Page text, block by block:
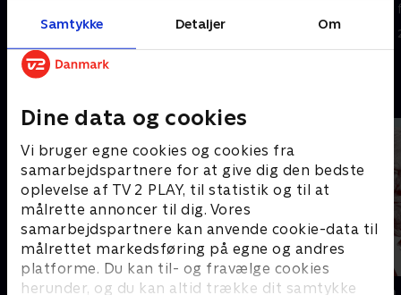
Samtykke Detaljer Om
Dine data og cookies
Vi bruger egne cookies og cookies fra
samarbejdspartnere for at give dig den bedste
oplevelse af TV 2 PLAY, til statistik og til at
målrette annoncer til dig. Vores
samarbejdspartnere kan anvende cookie-data til
målrettet markedsføring på egne og andres
platforme. Du kan til- og fravælge cookies
herunder, og du kan altid trække dit samtykke
eksamenskarakterer, skriver
26. juni 2026 • 114 min
simpel telefon og et
25. juni 2026 • 115 min